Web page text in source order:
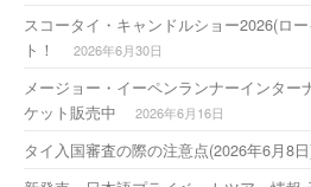
スコータイ・キャンドルショー2026(ロ
ト！
2026年6月30日
メージョー・イーペンランナーインター
ケット販売中
2026年6月16日
タイ入国審査の際の注意点(2026年6月8